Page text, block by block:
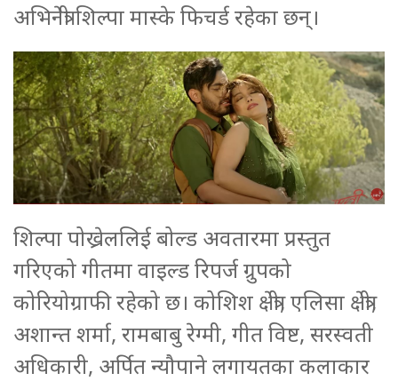
अभिनेत्री शिल्पा मास्के फिचर्ड रहेका छन्।
शिल्पा पोख्रेललिई बोल्ड अवतारमा प्रस्तुत
गरिएको गीतमा वाइल्ड रिपर्ज ग्रुपको
कोरियोग्राफी रहेको छ। कोशिश क्षेत्री, एलिसा क्षेत्री,
अशान्त शर्मा, रामबाबु रेग्मी, गीत विष्ट, सरस्वती
अधिकारी, अर्पित न्यौपाने लगायतका कलाकार